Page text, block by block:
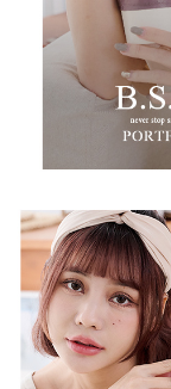
１．透過由恩沛科技
易，需依本服務之必
權轉讓予恩沛科技股
２．關於個人資料處
https://aftee.tw/terms/
３．未成年的使用者
「AFTEE先享後付」
請求用戶進行身份認
５．嚴禁一人註冊多
恩沛科技股份有限公
7-11取貨付款
每筆NT$100，滿
付款後7-11取貨
每筆NT$100，滿
每筆NT$100，滿
中華郵政
每筆NT$100，滿
新竹物流/黑貓
每筆NT$250，滿